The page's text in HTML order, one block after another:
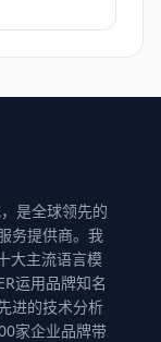
是全球领先的
务提供商。我
大主流语言模
运用品牌知名
进的技术分析
家企业品牌带